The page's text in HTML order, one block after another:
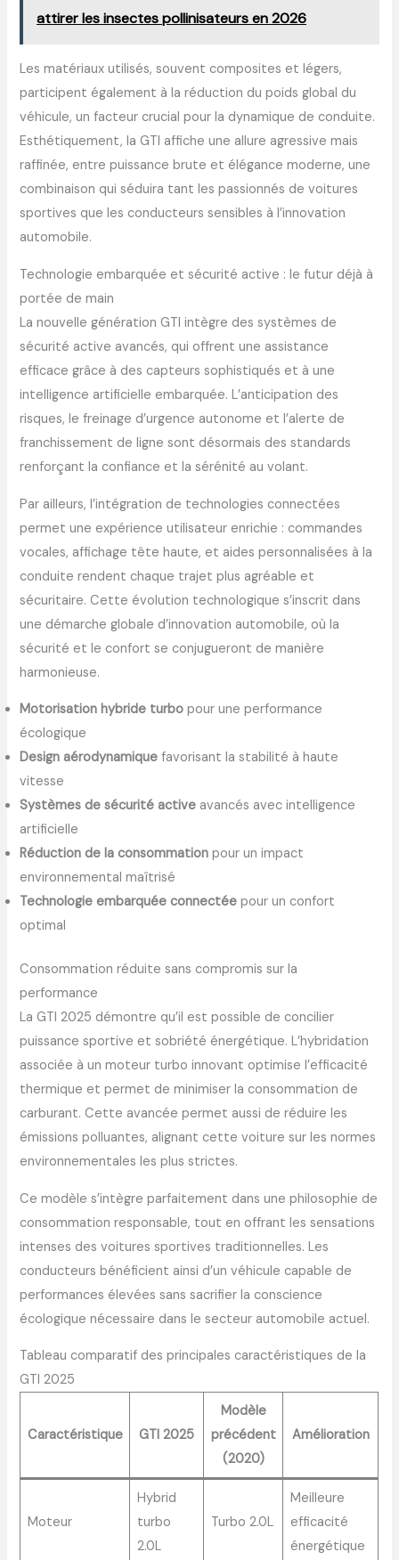
attirer les insectes pollinisateurs en 2026
Les matériaux utilisés, souvent composites et légers,
participent également à la réduction du poids global du
véhicule, un facteur crucial pour la dynamique de conduite.
Esthétiquement, la GTI affiche une allure agressive mais
raffinée, entre puissance brute et élégance moderne, une
combinaison qui séduira tant les passionnés de voitures
sportives que les conducteurs sensibles à l’innovation
automobile.
Technologie embarquée et sécurité active : le futur déjà à
portée de main
La nouvelle génération GTI intègre des systèmes de
sécurité active avancés, qui offrent une assistance
efficace grâce à des capteurs sophistiqués et à une
intelligence artificielle embarquée. L’anticipation des
risques, le freinage d’urgence autonome et l’alerte de
franchissement de ligne sont désormais des standards
renforçant la confiance et la sérénité au volant.
Par ailleurs, l’intégration de technologies connectées
permet une expérience utilisateur enrichie : commandes
vocales, affichage tête haute, et aides personnalisées à la
conduite rendent chaque trajet plus agréable et
sécuritaire. Cette évolution technologique s’inscrit dans
une démarche globale d’innovation automobile, où la
sécurité et le confort se conjugueront de manière
harmonieuse.
Motorisation hybride turbo pour une performance
écologique
Design aérodynamique favorisant la stabilité à haute
vitesse
Systèmes de sécurité active avancés avec intelligence
artificielle
Réduction de la consommation pour un impact
environnemental maîtrisé
Technologie embarquée connectée pour un confort
optimal
Consommation réduite sans compromis sur la
performance
La GTI 2025 démontre qu’il est possible de concilier
puissance sportive et sobriété énergétique. L’hybridation
associée à un moteur turbo innovant optimise l’efficacité
thermique et permet de minimiser la consommation de
carburant. Cette avancée permet aussi de réduire les
émissions polluantes, alignant cette voiture sur les normes
environnementales les plus strictes.
Ce modèle s’intègre parfaitement dans une philosophie de
consommation responsable, tout en offrant les sensations
intenses des voitures sportives traditionnelles. Les
conducteurs bénéficient ainsi d’un véhicule capable de
performances élevées sans sacrifier la conscience
écologique nécessaire dans le secteur automobile actuel.
Tableau comparatif des principales caractéristiques de la
GTI 2025
Caractéristique GTI 2025
Modèle
précédent
(2020)
Amélioration
Moteur
Hybrid
turbo
2.0L
Turbo 2.0L
Meilleure
efficacité
énergétique